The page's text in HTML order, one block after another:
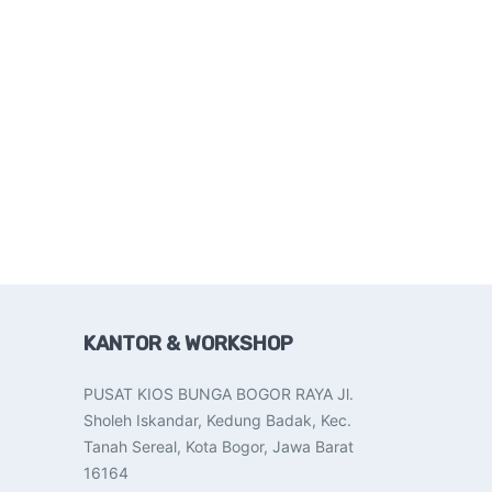
KANTOR & WORKSHOP
PUSAT KIOS BUNGA BOGOR RAYA Jl.
Sholeh Iskandar, Kedung Badak, Kec.
Tanah Sereal, Kota Bogor, Jawa Barat
16164